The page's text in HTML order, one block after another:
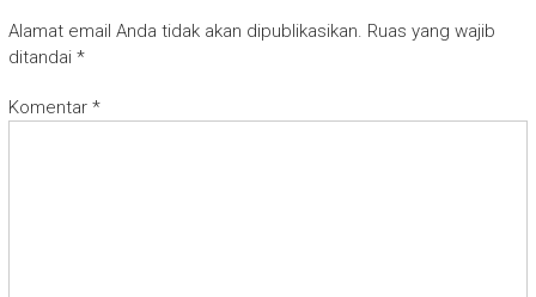
Alamat email Anda tidak akan dipublikasikan. Ruas yang wajib
ditandai *
Komentar *